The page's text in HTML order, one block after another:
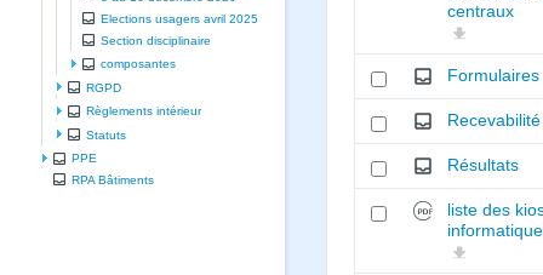
Elections usagers avril 2025
Section disciplinaire
composantes
RGPD
Règlements intérieur
Statuts
PPE
RPA Bâtiments
centraux
Formulaires
Recevabilité
Résultats
liste des